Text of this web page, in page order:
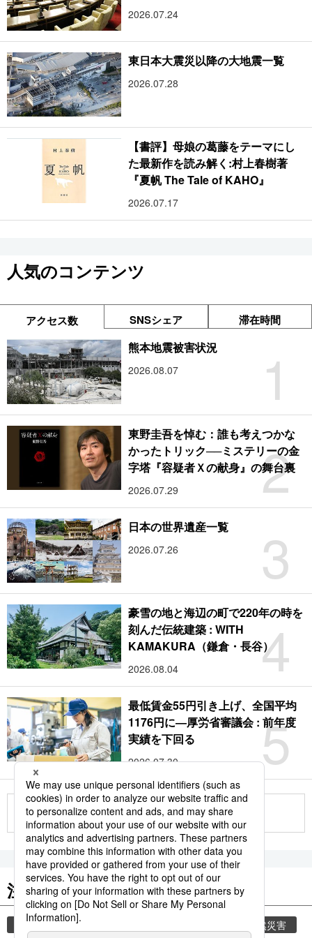
2026.07.24
東日本大震災以降の大地震一覧
2026.07.28
【書評】母娘の葛藤をテーマにし
た最新作を読み解く:村上春樹著
『夏帆 The Tale of KAHO』
2026.07.17
人気のコンテンツ
アクセス数 SNSシェア 滞在時間
1
熊本地震被害状況
2026.08.07
2
東野圭吾を悼む：誰も考えつかな
かったトリック──ミステリーの金
字塔『容疑者Ｘの献身』の舞台裏
2026.07.29
3
日本の世界遺産一覧
2026.07.26
4
豪雪の地と海辺の町で220年の時を
刻んだ伝統建築 : WITH
KAMAKURA（鎌倉・長谷）
2026.08.04
5
最低賃金55円引き上げ、全国平均
1176円に―厚労省審議会 : 前年度
実績を下回る
2026.07.30
もっと見る
注目のキーワード
共同通信ニュース 自然災害